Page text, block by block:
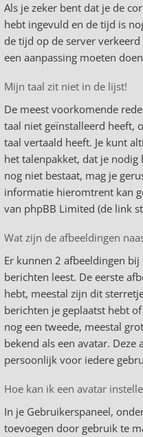
Als je zeker bent dat je de
hebt ingevuld en de tijd is
de tijd op de server
een aanpassing moeten
Mijn taal zit niet in de lijst!
De meest voorkomende
taal niet geïnstalleerd heeft,
taal vertaald heeft. Je kunt
het talenpakket, dat je
nog niet bestaat, mag je
informatie hieromtrent kan
van phpBB Limited (de link
Wat zijn de afbeeldingen
Er kunnen 2 afbeeldingen
berichten leest. De eerste
hebt, meestal zijn dit
berichten je geplaatst hebt
nog een tweede, meestal
bekend als een avatar.
persoonlijk voor iedere
Hoe kan ik een avatar
In je Gebruikerspaneel,
toevoegen door gebruik te